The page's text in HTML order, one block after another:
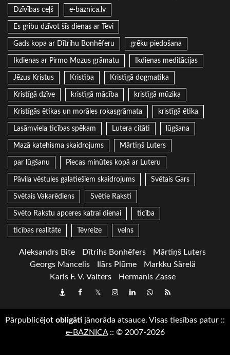
Dzīvības ceļš e-baznica.lv
Es gribu dzīvot šīs dienas ar Tevi
Gads kopa ar Dītrihu Bonhēferu grēku piedošana
Ikdienas ar Pirmo Mozus grāmatu Ikdienas meditācijas
Jēzus Kristus Kristība Kristīgā dogmatika
Kristīgā dzīve kristīgā mācība kristīgā mūzika
Kristīgās ētikas un morāles rokasgrāmata kristīgā ētika
Lasāmviela ticības spēkam Lutera citāti lūgšana
Mazā katehisma skaidrojums Mārtiņš Luters
par lūgšanu Piecas minūtes kopā ar Luteru
Pāvila vēstules galatiešiem skaidrojums Svētais Gars
Svētais Vakarēdiens Svētie Raksti
Svēto Rakstu apceres katrai dienai ticība
ticības realitāte Tēvreize velns
Aleksandrs Bite Dītrihs Bonhēfers
Mārtiņš Luters
Georgs Mancelis
Ilārs Plūme
Markku Särelä
Karls F. V. Valters
Hermanis Zasse
DraugiemFacebook
TwitterInstagram
LinkedInwhatsapp
RSS
Pārpublicējot obligāti jānorāda atsauce. Visas tiesības patur ::
e-BAZNICA:: © 2007-2026